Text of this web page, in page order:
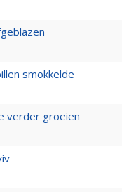
smokkelde
verder groeien